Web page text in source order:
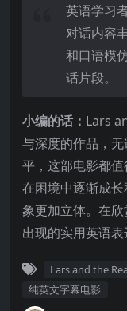
英语学习
对话内容
和口语模
话片段。
小编的话： Lars
与深度的作品，
平，这部电影都
在困境中逐渐成
象更加立体。在
出现的实用英语表
Lars and the
纯英文字幕电影